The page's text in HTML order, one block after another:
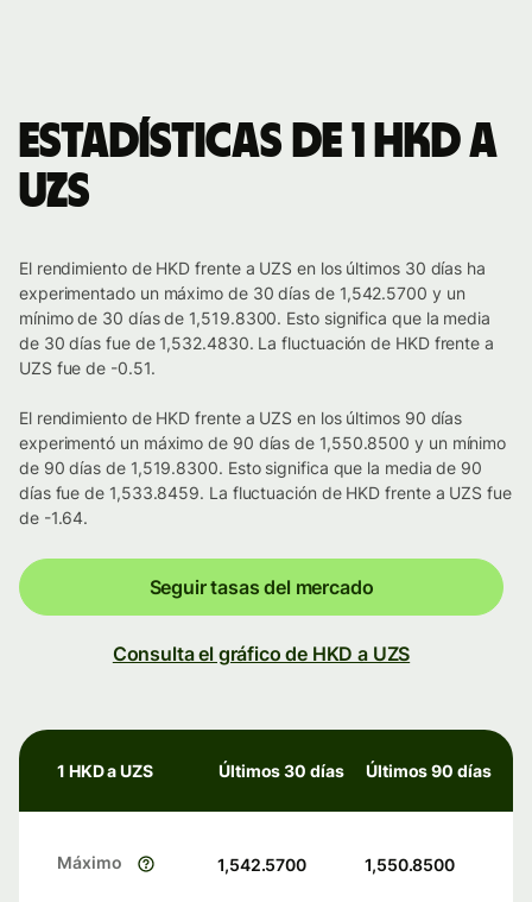
Estadísticas de 1 HKD a
UZS
El rendimiento de HKD frente a UZS en los últimos 30 días ha
experimentado un máximo de 30 días de 1,542.5700 y un
mínimo de 30 días de 1,519.8300. Esto significa que la media
de 30 días fue de 1,532.4830. La fluctuación de HKD frente a
UZS fue de -0.51.
El rendimiento de HKD frente a UZS en los últimos 90 días
experimentó un máximo de 90 días de 1,550.8500 y un mínimo
de 90 días de 1,519.8300. Esto significa que la media de 90
días fue de 1,533.8459. La fluctuación de HKD frente a UZS fue
de -1.64.
Seguir tasas del mercado
Consulta el gráfico de HKD a UZS
1 HKD a UZS Últimos 30 días Últimos 90 días
Máximo 1,542.5700 1,550.8500